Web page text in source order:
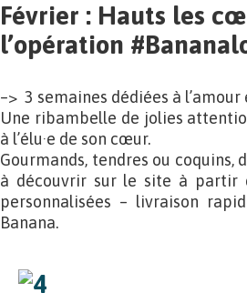
Février : Hauts les
l’opération
–> 3 semaines dédiées à
Une ribambelle de jolies
à l’élu·e de son cœur.
Gourmands, tendres ou
à découvrir sur le site à partir
personnalisées – livraison
Banana.